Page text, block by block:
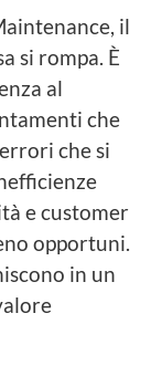
il
si rompa. È
al
che
che si
e customer
opportuni.
in un